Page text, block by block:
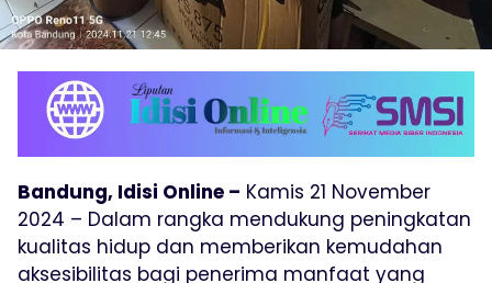
Bandung, Idisi Online – Kamis 21 November
2024 – Dalam rangka mendukung peningkatan
kualitas hidup dan memberikan kemudahan
aksesibilitas bagi penerima manfaat yang